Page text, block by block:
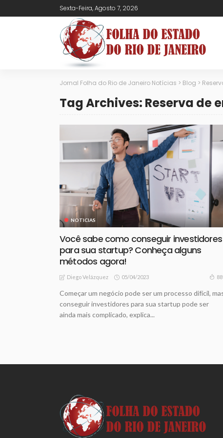
Sexta-Feira, Agosto 7, 2026
Jornal Folha do Rio de Janeiro Notícias > Blog >
Tag Archives: Reserva de
NOTICIAS
Você sabe como conseguir investidores
para sua startup? Conheça alguns
métodos agora!
Diego Velázquez 05/04/2023
Começar um negócio pode ser um processo difícil,
conseguir investidores para sua startup pode ser
ainda mais complicado, explica...